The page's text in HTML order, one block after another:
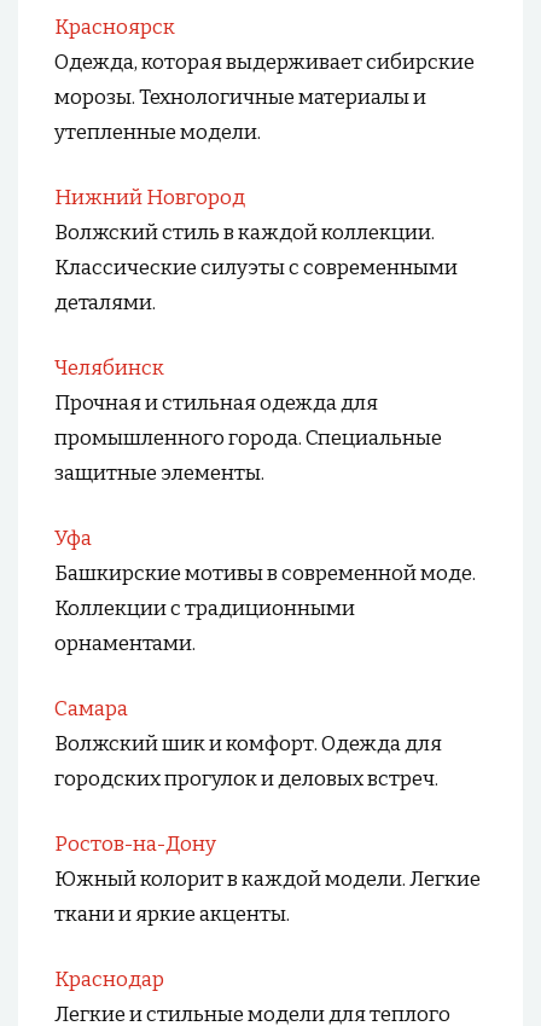
Красноярск
Одежда, которая выдерживает сибирские
морозы. Технологичные материалы и
утепленные модели.
Нижний Новгород
Волжский стиль в каждой коллекции.
Классические силуэты с современными
деталями.
Челябинск
Прочная и стильная одежда для
промышленного города. Специальные
защитные элементы.
Уфа
Башкирские мотивы в современной моде.
Коллекции с традиционными
орнаментами.
Самара
Волжский шик и комфорт. Одежда для
городских прогулок и деловых встреч.
Ростов-на-Дону
Южный колорит в каждой модели. Легкие
ткани и яркие акценты.
Краснодар
Легкие и стильные модели для теплого